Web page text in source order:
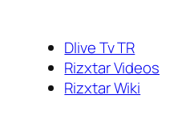
Dlive Tv TR
Rizxtar Videos
Rizxtar Wiki